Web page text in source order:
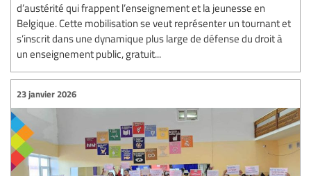
d’austérité qui frappent l’enseignement et la jeunesse en
Belgique. Cette mobilisation se veut représenter un tournant et
s’inscrit dans une dynamique plus large de défense du droit à
un enseignement public, gratuit...
23 janvier 2026